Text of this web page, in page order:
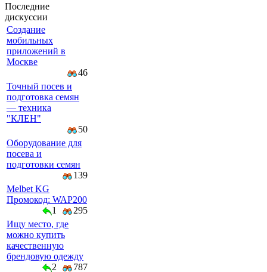
Последние
дискуссии
Создание
мобильных
приложений в
Москве
46
Точный посев и
подготовка семян
— техника
"КЛЕН"
50
Оборудование для
посева и
подготовки семян
139
Melbet KG
Промокод: WAP200
1
295
Ищу место, где
можно купить
качественную
брендовую одежду
2
787